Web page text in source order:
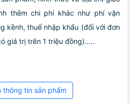
thêm chi phí khác như phí vận
kềnh, thuế nhập khẩu (đối với đơn
giá trị trên 1 triệu đồng).....
thông tin sản phẩm